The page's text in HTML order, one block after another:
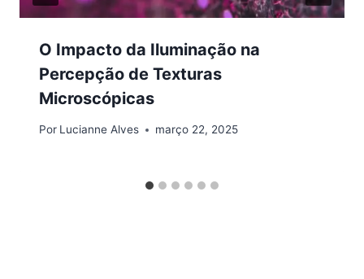
O Impacto da Iluminação na
Percepção de Texturas
Microscópicas
Por Lucianne Alves março 22, 2025